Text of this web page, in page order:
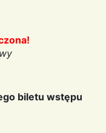
biletu wstępu